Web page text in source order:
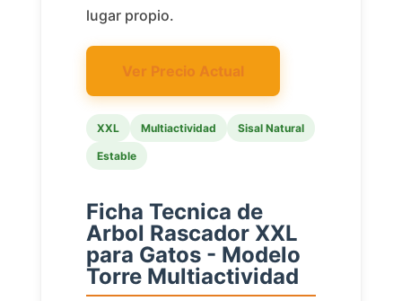
lugar propio.
Ver Precio Actual
XXL Multiactividad Sisal Natural
Estable
Ficha Tecnica de
Arbol Rascador XXL
para Gatos - Modelo
Torre Multiactividad